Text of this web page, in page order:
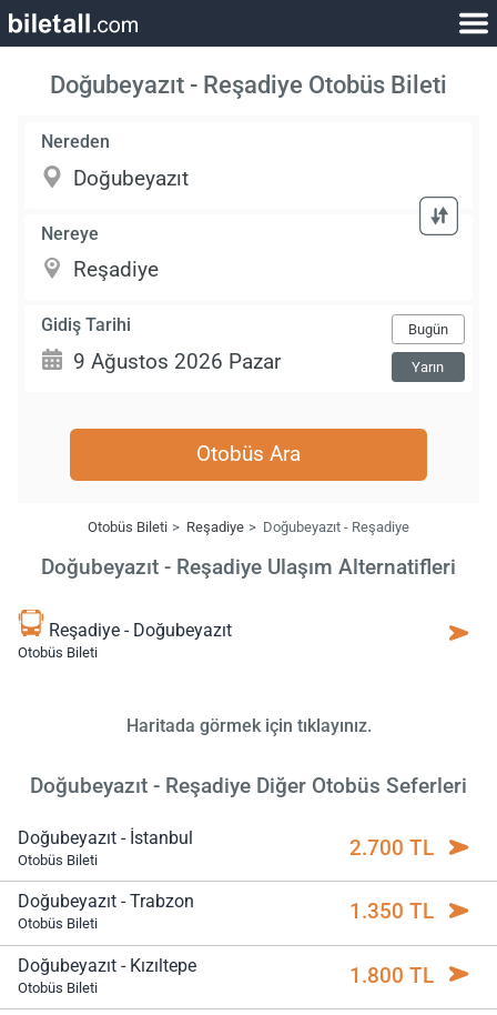
Doğubeyazıt - Reşadiye Otobüs Bileti
Nereden
Nereye
Gidiş Tarihi Bugün
Yarın
Otobüs Ara
Otobüs Bileti Reşadiye Doğubeyazıt - Reşadiye
Doğubeyazıt - Reşadiye Ulaşım Alternatifleri
Reşadiye - Doğubeyazıt
Otobüs Bileti
Haritada görmek için tıklayınız.
Doğubeyazıt - Reşadiye Diğer Otobüs Seferleri
Doğubeyazıt - İstanbul
Otobüs Bileti 2.700 TL
Doğubeyazıt - Trabzon
Otobüs Bileti 1.350 TL
Doğubeyazıt - Kızıltepe
Otobüs Bileti 1.800 TL